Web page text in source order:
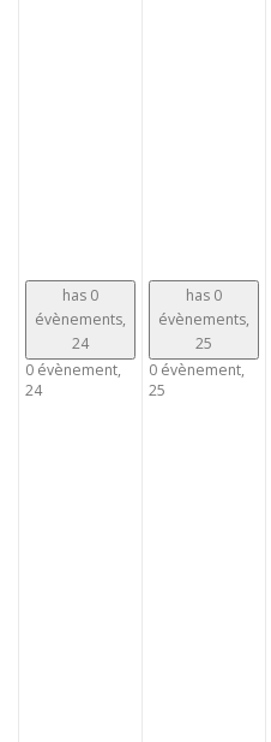
has 0
évènements,
24
0 évènement,
24
has 0
évènements,
25
0 évènement,
25